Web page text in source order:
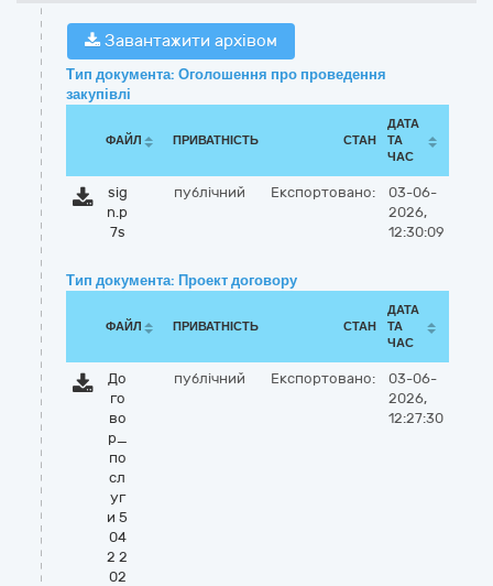
Завантажити архівом
Тип документа: Оголошення про проведення
закупівлі
ФАЙЛ ПРИВАТНІСТЬ СТАН
ДАТА
ТА
ЧАС
sig
n.p
7s
публічний Експортовано:
03-06-
2026,
12:30:09
Тип документа: Проект договору
ФАЙЛ ПРИВАТНІСТЬ СТАН
ДАТА
ТА
ЧАС
До
го
во
р_
по
сл
уг
и 5
04
2 2
02
публічний Експортовано:
03-06-
2026,
12:27:30